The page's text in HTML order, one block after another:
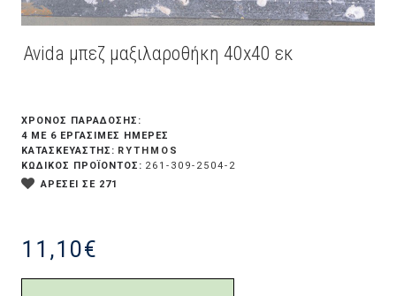
Avida μπεζ μαξιλαροθήκη 40x40 εκ
11,10€
ΧΡΟΝΟΣ ΠΑΡΑΔΟΣΗΣ:
4 ΜΕ 6 ΕΡΓΆΣΙΜΕΣ ΗΜΈΡΕΣ
ΚΑΤΑΣΚΕΥΑΣΤΗΣ: RYTHMOS
ΚΩΔΙΚΟΣ ΠΡΟΪΟΝΤΟΣ: 261-309-2504-2
ΑΡΕΣΕΙ ΣΕ 271